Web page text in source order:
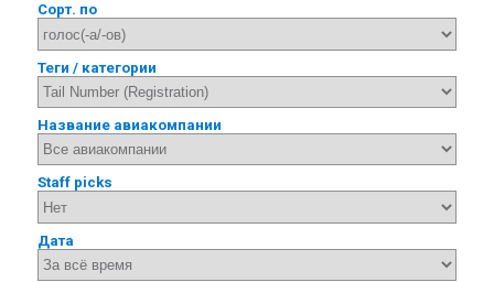
Сорт. по
Теги / категории
Название авиакомпании
Staff picks
Дата